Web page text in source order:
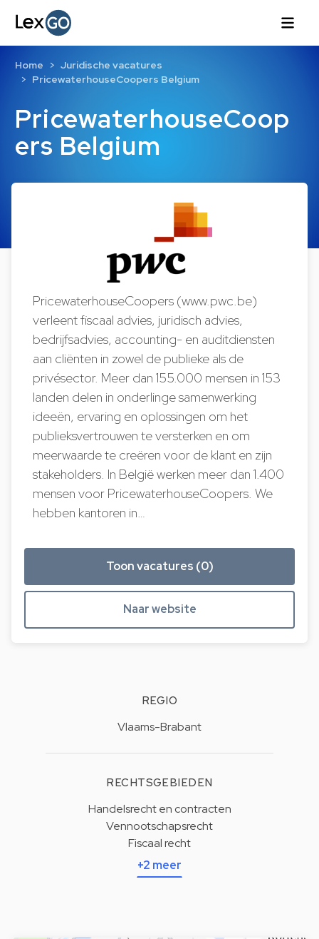
PricewaterhouseCoop
ers Belgium
Home
Juridische vacatures
PricewaterhouseCoopers Belgium
PricewaterhouseCoopers (www.pwc.be)
verleent fiscaal advies, juridisch advies,
bedrijfsadvies, accounting- en auditdiensten
aan cliënten in zowel de publieke als de
privésector. Meer dan 155.000 mensen in 153
landen delen in onderlinge samenwerking
ideeën, ervaring en oplossingen om het
publieksvertrouwen te versterken en om
meerwaarde te creëren voor de klant en zijn
stakeholders. In België werken meer dan 1.400
mensen voor PricewaterhouseCoopers. We
hebben kantoren in…
Toon vacatures (0)
Naar website
REGIO
Vlaams-Brabant
RECHTSGEBIEDEN
Handelsrecht en contracten
Vennootschapsrecht
Fiscaal recht
+2 meer